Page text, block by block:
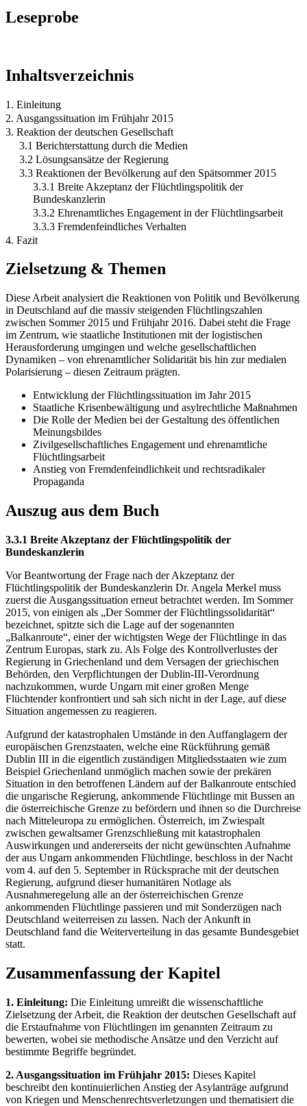
Leseprobe
Inhaltsverzeichnis
1. Einleitung
2. Ausgangssituation im Frühjahr 2015
3. Reaktion der deutschen Gesellschaft
3.1 Berichterstattung durch die Medien
3.2 Lösungsansätze der Regierung
3.3 Reaktionen der Bevölkerung auf den Spätsommer 2015
3.3.1 Breite Akzeptanz der Flüchtlingspolitik der
Bundeskanzlerin
3.3.2 Ehrenamtliches Engagement in der Flüchtlingsarbeit
3.3.3 Fremdenfeindliches Verhalten
4. Fazit
Zielsetzung & Themen
Diese Arbeit analysiert die Reaktionen von Politik und Bevölkerung
in Deutschland auf die massiv steigenden Flüchtlingszahlen
zwischen Sommer 2015 und Frühjahr 2016. Dabei steht die Frage
im Zentrum, wie staatliche Institutionen mit der logistischen
Herausforderung umgingen und welche gesellschaftlichen
Dynamiken – von ehrenamtlicher Solidarität bis hin zur medialen
Polarisierung – diesen Zeitraum prägten.
Entwicklung der Flüchtlingssituation im Jahr 2015
Staatliche Krisenbewältigung und asylrechtliche Maßnahmen
Die Rolle der Medien bei der Gestaltung des öffentlichen
Meinungsbildes
Zivilgesellschaftliches Engagement und ehrenamtliche
Flüchtlingsarbeit
Anstieg von Fremdenfeindlichkeit und rechtsradikaler
Propaganda
Auszug aus dem Buch
3.3.1 Breite Akzeptanz der Flüchtlingspolitik der
Bundeskanzlerin
Vor Beantwortung der Frage nach der Akzeptanz der
Flüchtlingspolitik der Bundeskanzlerin Dr. Angela Merkel muss
zuerst die Ausgangssituation erneut betrachtet werden. Im Sommer
2015, von einigen als „Der Sommer der Flüchtlingssolidarität“
bezeichnet, spitzte sich die Lage auf der sogenannten
„Balkanroute“, einer der wichtigsten Wege der Flüchtlinge in das
Zentrum Europas, stark zu. Als Folge des Kontrollverlustes der
Regierung in Griechenland und dem Versagen der griechischen
Behörden, den Verpflichtungen der Dublin-III-Verordnung
nachzukommen, wurde Ungarn mit einer großen Menge
Flüchtender konfrontiert und sah sich nicht in der Lage, auf diese
Situation angemessen zu reagieren.
Aufgrund der katastrophalen Umstände in den Auffanglagern der
europäischen Grenzstaaten, welche eine Rückführung gemäß
Dublin III in die eigentlich zuständigen Mitgliedsstaaten wie zum
Beispiel Griechenland unmöglich machen sowie der prekären
Situation in den betroffenen Ländern auf der Balkanroute entschied
die ungarische Regierung, ankommende Flüchtlinge mit Bussen an
die österreichische Grenze zu befördern und ihnen so die Durchreise
nach Mitteleuropa zu ermöglichen. Österreich, im Zwiespalt
zwischen gewaltsamer Grenzschließung mit katastrophalen
Auswirkungen und andererseits der nicht gewünschten Aufnahme
der aus Ungarn ankommenden Flüchtlinge, beschloss in der Nacht
vom 4. auf den 5. September in Rücksprache mit der deutschen
Regierung, aufgrund dieser humanitären Notlage als
Ausnahmeregelung alle an der österreichischen Grenze
ankommenden Flüchtlinge passieren und mit Sonderzügen nach
Deutschland weiterreisen zu lassen. Nach der Ankunft in
Deutschland fand die Weiterverteilung in das gesamte Bundesgebiet
statt.
Zusammenfassung der Kapitel
1. Einleitung: Die Einleitung umreißt die wissenschaftliche
Zielsetzung der Arbeit, die Reaktion der deutschen Gesellschaft auf
die Erstaufnahme von Flüchtlingen im genannten Zeitraum zu
bewerten, wobei sie methodische Ansätze und den Verzicht auf
bestimmte Begriffe begründet.
2. Ausgangssituation im Frühjahr 2015: Dieses Kapitel
beschreibt den kontinuierlichen Anstieg der Asylanträge aufgrund
von Kriegen und Menschenrechtsverletzungen und thematisiert die